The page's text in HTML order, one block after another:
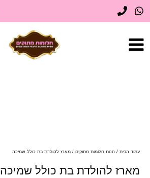
דילוג
לתוכן
עמוד הבית / חנות חלומות מתוקים / מארז להולדת בת כולל שמיכה
מארז להולדת בת כולל שמיכה